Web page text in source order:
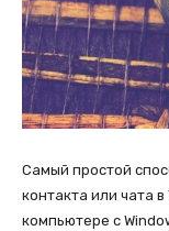
Самый простой
контакта или чата
компьютере с